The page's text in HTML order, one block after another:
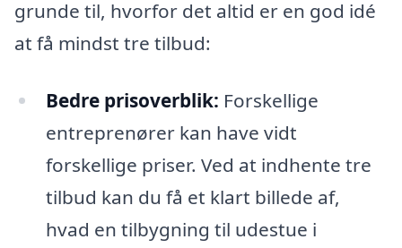
grunde til, hvorfor det altid er en god idé
at få mindst tre tilbud:
Bedre prisoverblik: Forskellige
entreprenører kan have vidt
forskellige priser. Ved at indhente tre
tilbud kan du få et klart billede af,
hvad en tilbygning til udestue i